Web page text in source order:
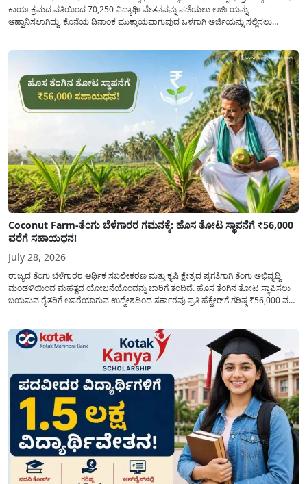
ಕಾರ್ಯಕ್ರಮದ ವತಿಯಿಂದ 70,250 ವಿದ್ಯಾರ್ಥಿವೇತನವನ್ನು ಪಡೆಯಲು ಅರ್ಜಿಯನ್ನು
ಆಹ್ವಾನಿಸಲಾಗಿದ್ದು, ಕೊನೆಯ ದಿನಾಂಕ ಮುಕ್ತಾಯವಾಗುವುದ ಒಳಗಾಗಿ ಅರ್ಜಿಯನ್ನು ಸಲ್ಲಿಸಲು
Coconut Farm-ತೆಂಗು ಬೆಳೆಗಾರರ ಗಮನಕ್ಕೆ: ಹೊಸ ತೋಟ ಸ್ಥಾಪನೆಗೆ ₹56,000
ವರೆಗೆ ಸಹಾಯಧನ!
July 28, 2026
ರಾಜ್ಯದ ತೆಂಗು ಬೆಳೆಗಾರರ ಆರ್ಥಿಕ ಸಬಲೀಕರಣ ಮತ್ತು ಕೃಷಿ ಕ್ಷೇತ್ರದ ಪ್ರಗತಿಗಾಗಿ ತೆಂಗು ಅಭಿವೃದ್ದಿ
ಮಂಡಳಿಯಿಂದ ಮಹತ್ವದ ಯೋಜನೆಯೊಂದನ್ನು ಜಾರಿಗೆ ತಂದಿದೆ. ಹೊಸ ತೆಂಗಿನ ತೋಟ ಸ್ಥಾಪಿಸಲು
ಬಯಸುವ ರೈತರಿಗೆ ಆಸರೆಯಾಗುವ ಉದ್ದೇಶದಿಂದ ಸರ್ಕಾರವು ಪ್ರತಿ ಹೆಕ್ಟೇರ್‌ಗೆ ಗರಿಷ್ಠ ₹56,000 ವರೆಗೆ